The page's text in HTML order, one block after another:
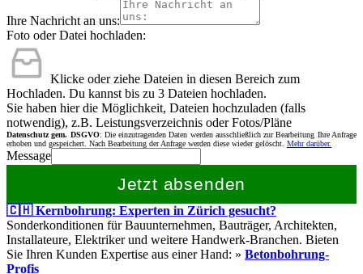
Ihre Nachricht an uns:
Foto oder Datei hochladen:
Klicke oder ziehe Dateien in diesen Bereich zum
Hochladen. Du kannst bis zu 3 Dateien hochladen.
Sie haben hier die Möglichkeit, Dateien hochzuladen (falls
notwendig), z.B. Leistungsverzeichnis oder Fotos/Pläne
Datenschutz gem. DSGVO: Die einzutragenden Daten werden ausschließlich zur Bearbeitung Ihre Anfrage
erhoben und gespeichert. Nach Bearbeitung der Anfrage werden diese wieder gelöscht. Mehr darüber.
Message
Jetzt absenden
🇨🇭 Kernbohrung: Experten in Zürich gesucht?
Sonderkonditionen für Bauunternehmen, Bauträger, Architekten,
Installateure, Elektriker und weitere Handwerk-Branchen. Bieten
Sie Ihren Kunden Expertise aus einer Hand: » Betonbohrung-
Profis